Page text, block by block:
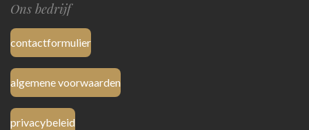
Ons bedrijf
contactformulier
algemene voorwaarden
privacybeleid